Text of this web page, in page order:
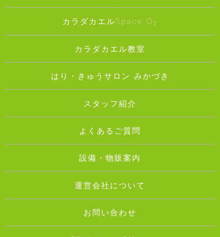
カラダカエルSpace O₂
カラダカエル教室
はり・きゅうサロン みかづき
スタッフ紹介
よくあるご質問
設備・物販案内
運営会社について
お問い合わせ